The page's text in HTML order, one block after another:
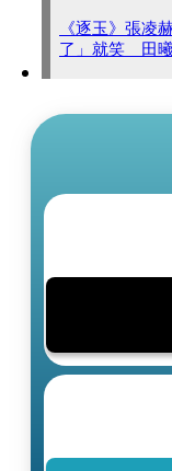
《逐玉》張凌
了」就笑 田